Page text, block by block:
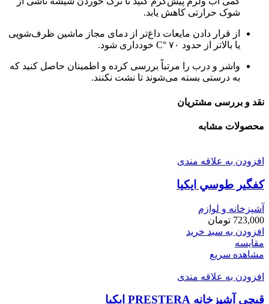
شوک حرارتی کاهش یابد.
از قرار دادن مایعات داغ‌تر از دمای مجاز ماشین ظرف‌شویی
یا بالاتر از حدود ۷۰ °C خودداری شود.
واشر و درب را مرتباً بررسی کرده و اطمینان حاصل کنید که
به درستی بسته می‌شوند تا نشت نکنند.
نقد و بررسی مشتریان
محصولات مشابه
افزودن به علاقه مندی
كفگير طوسي ايكيا
آشپزخانه و لوازم
723,000 تومان
افزودن به سبد خرید
مقایسه
مشاهده سریع
افزودن به علاقه مندی
قيچي آشپزخانه PRESTERA ايكيا